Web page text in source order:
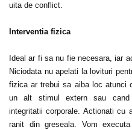
uita de conflict.
Interventia fizica
Ideal ar fi sa nu fie necesara, iar
Niciodata nu apelati la lovituri
fizica ar trebui sa aiba loc atunci
un alt stimul extern sau cand
integritatii corporale. Actionati cu
ranit din greseala. Vom